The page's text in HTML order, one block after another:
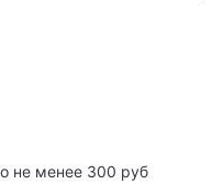
не менее 300 руб